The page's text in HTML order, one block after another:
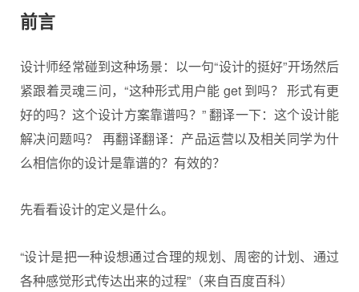
前言
设计师经常碰到这种场景：以一句“设计的挺好”开场然后
紧跟着灵魂三问，“这种形式用户能 get 到吗？ 形式有更
好的吗？这个设计方案靠谱吗？” 翻译一下：这个设计能
解决问题吗？ 再翻译翻译：产品运营以及相关同学为什
么相信你的设计是靠谱的？有效的？
先看看设计的定义是什么。
“设计是把一种设想通过合理的规划、周密的计划、通过
各种感觉形式传达出来的过程”（来自百度百科）